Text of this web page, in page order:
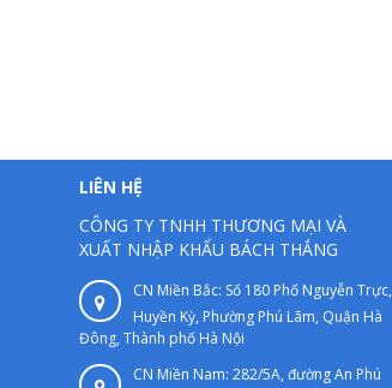
LIÊN HỆ
CÔNG TY TNHH THƯƠNG MẠI VÀ
XUẤT NHẬP KHẨU BÁCH THẮNG
CN Miền Bắc: Số 180 Phố Nguyễn Trực,
Huyền Kỳ, Phường Phú Lãm, Quận Hà
Đông, Thành phố Hà Nội
CN Miền Nam: 282/5A, đường An Phú